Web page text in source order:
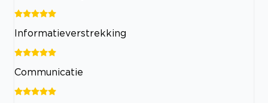
Informatieverstrekking
Communicatie